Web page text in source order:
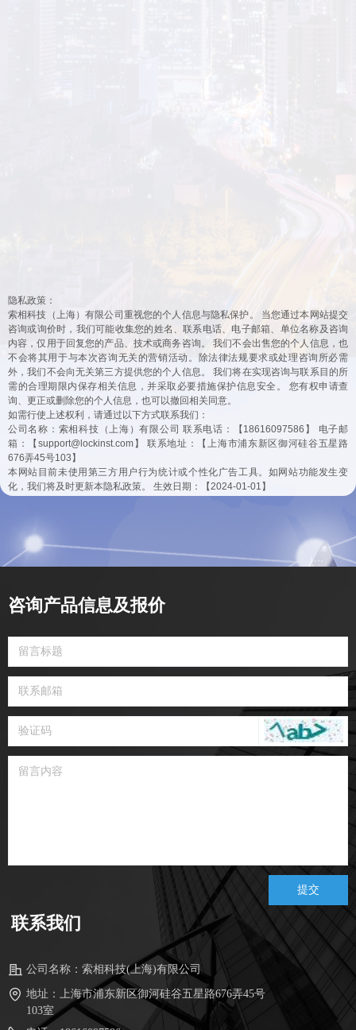
隐私政策：
索相科技（上海）有限公司重视您的个人信息与隐私保护。 当您通过本网站提交
咨询或询价时，我们可能收集您的姓名、联系电话、电子邮箱、单位名称及咨询
内容，仅用于回复您的产品、技术或商务咨询。 我们不会出售您的个人信息，也
不会将其用于与本次咨询无关的营销活动。除法律法规要求或处理咨询所必需
外，我们不会向无关第三方提供您的个人信息。 我们将在实现咨询与联系目的所
需的合理期限内保存相关信息，并采取必要措施保护信息安全。 您有权申请查
询、更正或删除您的个人信息，也可以撤回相关同意。
如需行使上述权利，请通过以下方式联系我们：
公司名称：索相科技（上海）有限公司 联系电话：【18616097586】 电子邮
箱：【support@lockinst.com】 联系地址：【上海市浦东新区御河硅谷五星路
676弄45号103】
本网站目前未使用第三方用户行为统计或个性化广告工具。如网站功能发生变
化，我们将及时更新本隐私政策。 生效日期：【2024-01-01】
公司名称： 索相科技(上海)有限公司
地址： 上海市浦东新区御河硅谷五星路676弄45号
103室
联系我们
咨询产品信息及报价
提交